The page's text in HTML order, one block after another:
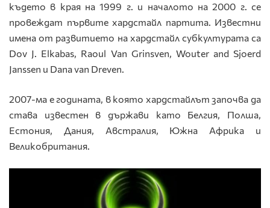
където в края на 1999 г. и началото на 2000 г. се
провеждат първите хардстайл партита. Известни
имена от развитието на хардстайл субкултурата са
Dov J. Elkabas, Raoul Van Grinsven, Wouter and Sjoerd
Janssen и Dana van Dreven.
2007-ма е годината, в която хардстайлът започва да
става известен в държави като Белгия, Полша,
Естония, Дания, Австралия, Южна Африка и
Великобритания.